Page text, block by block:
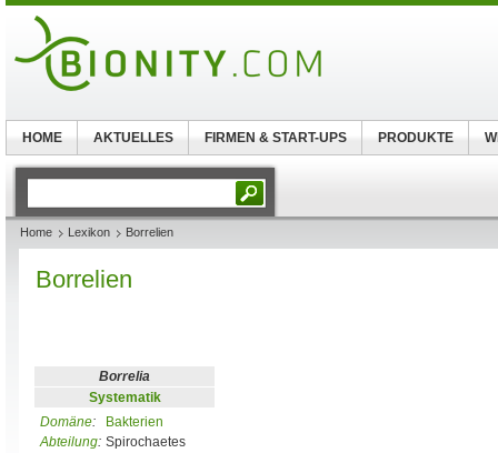
Home Lexikon Borrelien
Borrelien
Borrelia
Systematik
Domäne:
Bakterien
Abteilung: Spirochaetes
HOME AKTUELLES FIRMEN & START-UPS PRODUKTE